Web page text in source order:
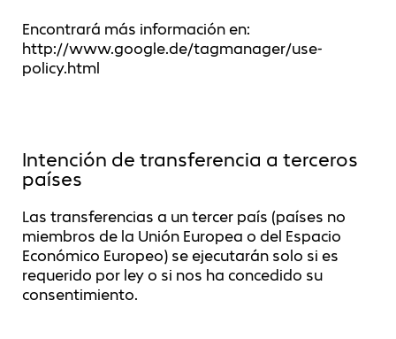
Encontrará más información en:
http://www.google.de/tagmanager/use-
policy.html
Intención de transferencia a terceros
países
Las transferencias a un tercer país (países no
miembros de la Unión Europea o del Espacio
Económico Europeo) se ejecutarán solo si es
requerido por ley o si nos ha concedido su
consentimiento.